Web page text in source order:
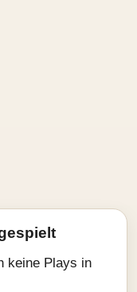
keine Plays in